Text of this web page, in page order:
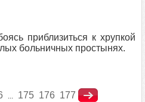
приблизиться к хрупкой
больничных простынях.
... 175 176 177